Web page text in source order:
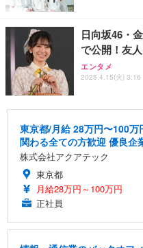
日向坂46・
で公開！友
エンタメ
2025.4.15(火) 3:16
東京都/月給 28万円〜100
関わる全ての方歓迎 優良企
株式会社アクアテック
東京都
月給28万円～100万円
正社員